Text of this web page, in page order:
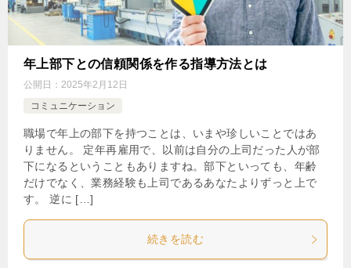
年上部下との信頼関係を作る指導方法とは
公開日： 2025年2月12日
コミュニケーション
職場で年上の部下を持つことは、いまや珍しいことではあ
りません。 定年再雇用で、以前は自分の上司だった人が部
下になるということもありますね。部下といっても、年齢
だけでなく、業務経験も上司であるあなたよりずっと上で
す。 逆に […]
続きを読む